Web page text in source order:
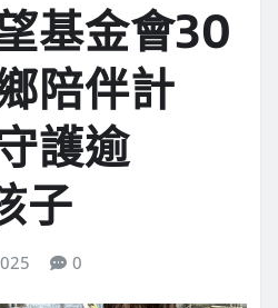
基金會30
陪伴計
護逾
子
0